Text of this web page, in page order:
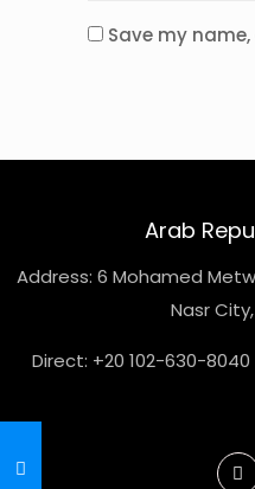
Save my
Arab
Address: 6 Mohamed
Nasr
Direct: +20 102-630-